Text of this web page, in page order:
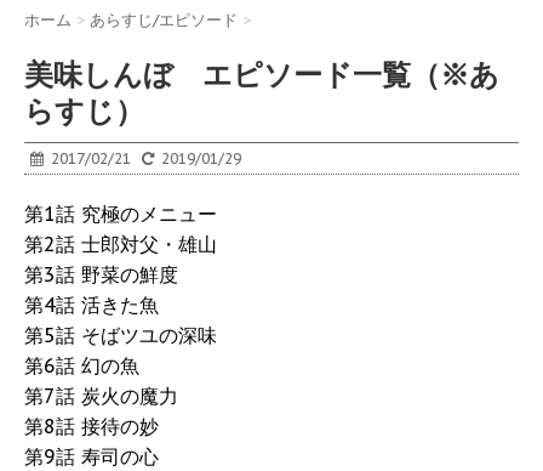
ホーム > あらすじ/エピソード >
美味しんぼ エピソード一覧（※あ
らすじ）
2017/02/21 2019/01/29
第1話 究極のメニュー
第2話 士郎対父・雄山
第3話 野菜の鮮度
第4話 活きた魚
第5話 そばツユの深味
第6話 幻の魚
第7話 炭火の魔力
第8話 接待の妙
第9話 寿司の心